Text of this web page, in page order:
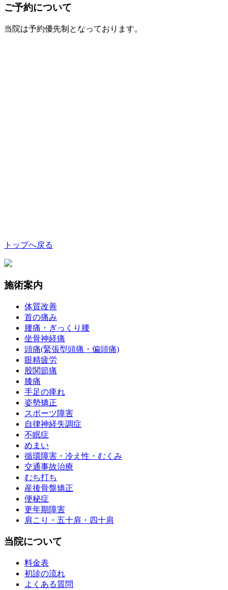
ご予約について
当院は予約優先制となっております。
トップへ戻る
施術案内
体質改善
首の痛み
腰痛・ぎっくり腰
坐骨神経痛
頭痛(緊張型頭痛・偏頭痛)
眼精疲労
股関節痛
膝痛
手足の痺れ
姿勢矯正
スポーツ障害
自律神経失調症
不眠症
めまい
循環障害・冷え性・むくみ
交通事故治療
むち打ち
産後骨盤矯正
便秘症
更年期障害
肩こり・五十肩・四十肩
当院について
料金表
初診の流れ
よくある質問